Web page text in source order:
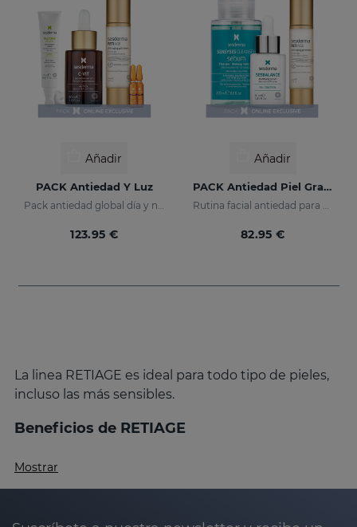
Añadir
PACK Antiedad Y Luz
123.95 €
Añadir
PACK Antiedad Piel Grasa
82.95 €
La linea RETIAGE es ideal para todo tipo de pieles,
incluso las más sensibles.
Beneficios de RETIAGE
Acción antiedad integral:
RETIAGEha sido diseñado para proporcionar una
Mostrar